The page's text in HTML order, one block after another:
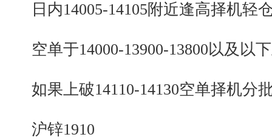
日内14005-14105附近逢高择机轻
空单于14000-13900-13800以及以
如果上破14110-14130空单择机分
沪锌1910